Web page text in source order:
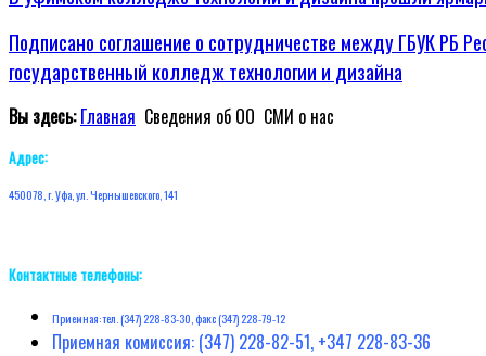
Подписано соглашение о сотрудничестве между ГБУК РБ
государственный колледж технологии и дизайна
Вы здесь:Главная Сведения об ОО СМИ о нас
Адрес:
450078, г. Уфа, ул. Чернышевского, 141
Контактные телефоны:
Приемная: тел. (347) 228-83-30, факс (347) 228-79-12
Приемная комиссия: (347) 228-82-51, +347 228-83-36